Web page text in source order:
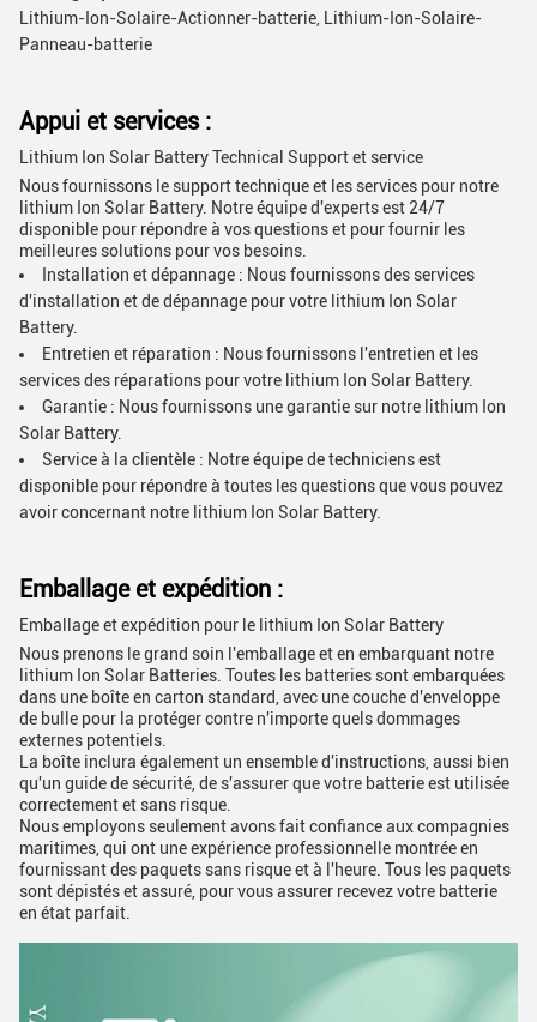
Lithium-Ion-Solaire-Actionner-batterie, Lithium-Ion-Solaire-
Panneau-batterie
Appui et services :
Lithium Ion Solar Battery Technical Support et service
Nous fournissons le support technique et les services pour notre
lithium Ion Solar Battery. Notre équipe d'experts est 24/7
disponible pour répondre à vos questions et pour fournir les
meilleures solutions pour vos besoins.
Installation et dépannage : Nous fournissons des services
d'installation et de dépannage pour votre lithium Ion Solar
Battery.
Entretien et réparation : Nous fournissons l'entretien et les
services des réparations pour votre lithium Ion Solar Battery.
Garantie : Nous fournissons une garantie sur notre lithium Ion
Solar Battery.
Service à la clientèle : Notre équipe de techniciens est
disponible pour répondre à toutes les questions que vous pouvez
avoir concernant notre lithium Ion Solar Battery.
Emballage et expédition :
Emballage et expédition pour le lithium Ion Solar Battery
Nous prenons le grand soin l'emballage et en embarquant notre
lithium Ion Solar Batteries. Toutes les batteries sont embarquées
dans une boîte en carton standard, avec une couche d'enveloppe
de bulle pour la protéger contre n'importe quels dommages
externes potentiels.
La boîte inclura également un ensemble d'instructions, aussi bien
qu'un guide de sécurité, de s'assurer que votre batterie est utilisée
correctement et sans risque.
Nous employons seulement avons fait confiance aux compagnies
maritimes, qui ont une expérience professionnelle montrée en
fournissant des paquets sans risque et à l'heure. Tous les paquets
sont dépistés et assuré, pour vous assurer recevez votre batterie
en état parfait.